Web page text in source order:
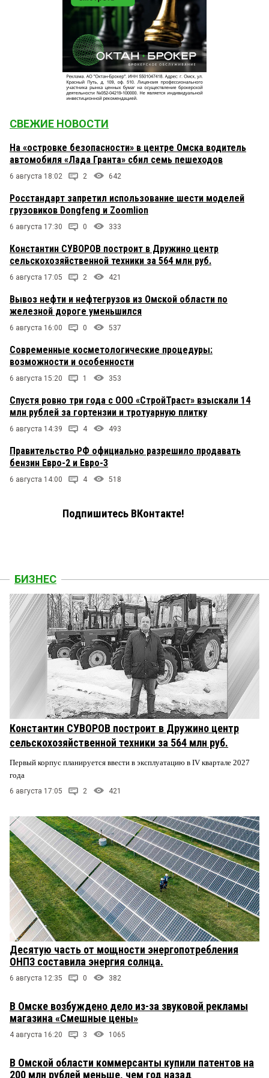
СВЕЖИЕ НОВОСТИ
На «островке безопасности» в центре Омска водитель
автомобиля «Лада Гранта» сбил семь пешеходов
6 августа 18:02 2 642
Росстандарт запретил использование шести моделей
грузовиков Dongfeng и Zoomlion
6 августа 17:30 0 333
Константин СУВОРОВ построит в Дружино центр
сельскохозяйственной техники за 564 млн руб.
6 августа 17:05 2 421
Вывоз нефти и нефтегрузов из Омской области по
железной дороге уменьшился
6 августа 16:00 0 537
Современные косметологические процедуры:
возможности и особенности
6 августа 15:20 1 353
Спустя ровно три года с ООО «СтройТраст» взыскали 14
млн рублей за гортензии и тротуарную плитку
6 августа 14:39 4 493
Правительство РФ официально разрешило продавать
бензин Евро-2 и Евро-3
6 августа 14:00 4 518
Подпишитесь ВКонтакте!
БИЗНЕС
Константин СУВОРОВ построит в Дружино центр
сельскохозяйственной техники за 564 млн руб.
Первый корпус планируется ввести в эксплуатацию в IV квартале 2027
года
6 августа 17:05 2 421
Десятую часть от мощности энергопотребления
ОНПЗ составила энергия солнца.
6 августа 12:35 0 382
В Омске возбуждено дело из-за звуковой рекламы
магазина «Смешные цены»
4 августа 16:20 3 1065
В Омской области коммерсанты купили патентов на
200 млн рублей меньше, чем год назад